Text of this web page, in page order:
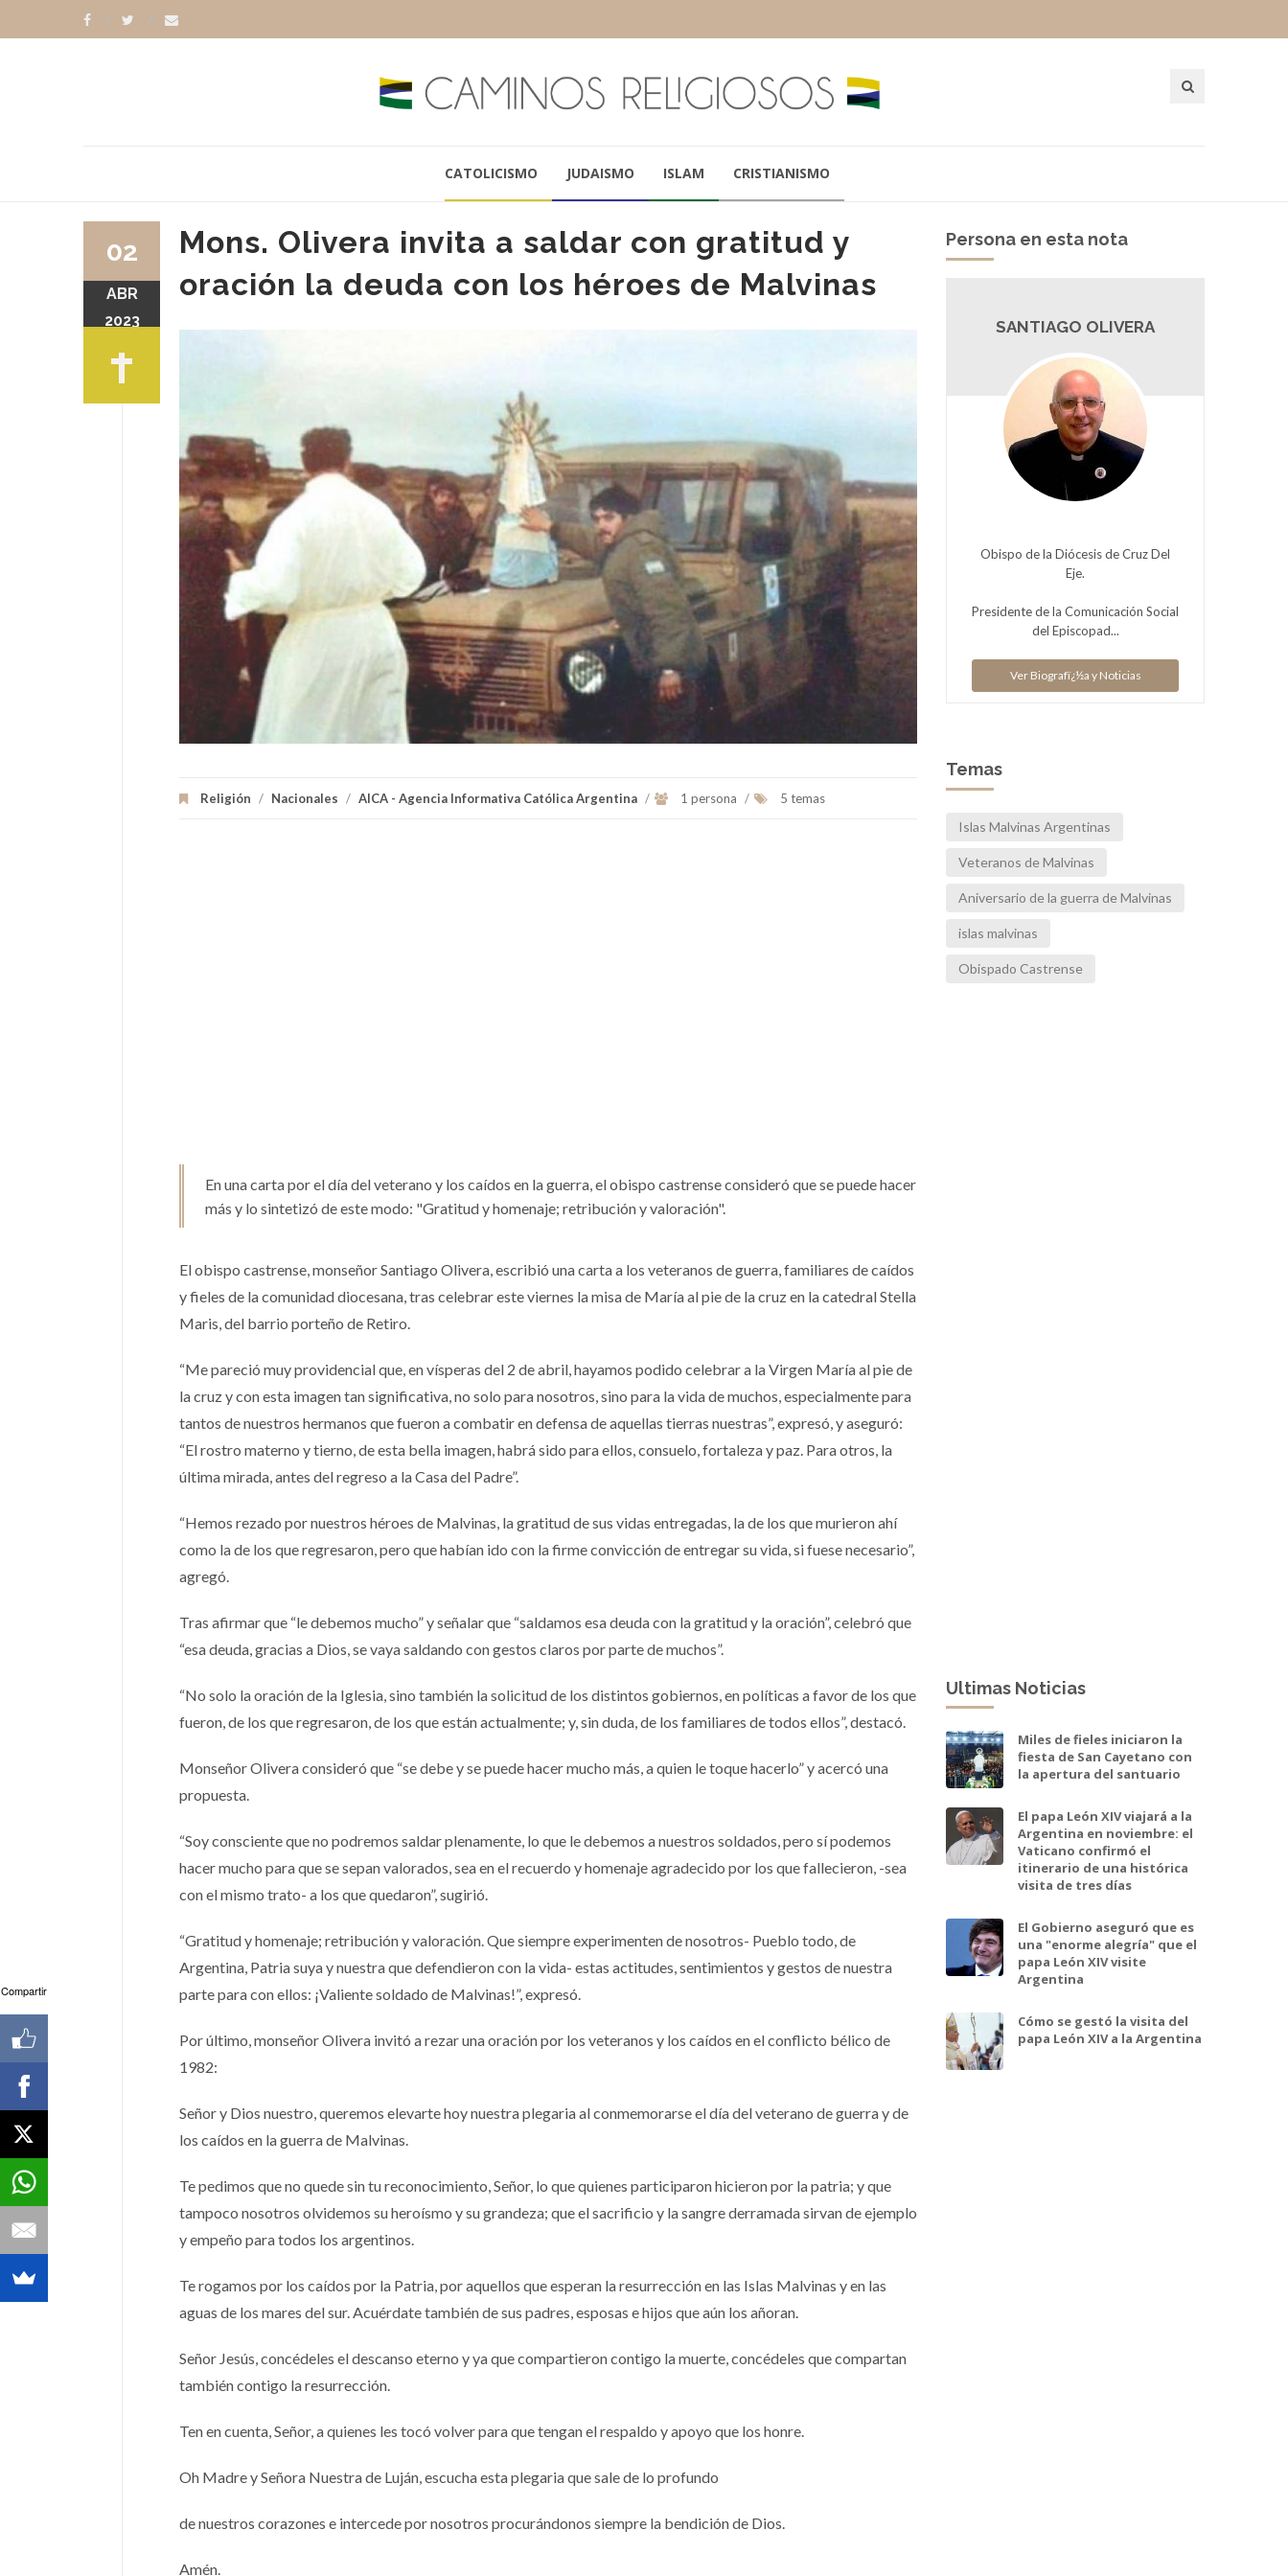
CATOLICISMO JUDAISMO ISLAM CRISTIANISMO
Mons. Olivera invita a saldar con gratitud y
oración la deuda con los héroes de Malvinas
Religión / Nacionales / AICA - Agencia Informativa Católica Argentina / 1 persona / 5 temas
02
ABR
2023
En una carta por el día del veterano y los caídos en la guerra, el obispo castrense consideró que se puede hacer
más y lo sintetizó de este modo: "Gratitud y homenaje; retribución y valoración".
El obispo castrense, monseñor Santiago Olivera, escribió una carta a los veteranos de guerra, familiares de caídos
y fieles de la comunidad diocesana, tras celebrar este viernes la misa de María al pie de la cruz en la catedral Stella
Maris, del barrio porteño de Retiro.
“Me pareció muy providencial que, en vísperas del 2 de abril, hayamos podido celebrar a la Virgen María al pie de
la cruz y con esta imagen tan significativa, no solo para nosotros, sino para la vida de muchos, especialmente para
tantos de nuestros hermanos que fueron a combatir en defensa de aquellas tierras nuestras”, expresó, y aseguró:
“El rostro materno y tierno, de esta bella imagen, habrá sido para ellos, consuelo, fortaleza y paz. Para otros, la
última mirada, antes del regreso a la Casa del Padre”.
“Hemos rezado por nuestros héroes de Malvinas, la gratitud de sus vidas entregadas, la de los que murieron ahí
como la de los que regresaron, pero que habían ido con la firme convicción de entregar su vida, si fuese necesario”,
agregó.
Tras afirmar que “le debemos mucho” y señalar que “saldamos esa deuda con la gratitud y la oración”, celebró que
“esa deuda, gracias a Dios, se vaya saldando con gestos claros por parte de muchos”.
“No solo la oración de la Iglesia, sino también la solicitud de los distintos gobiernos, en políticas a favor de los que
fueron, de los que regresaron, de los que están actualmente; y, sin duda, de los familiares de todos ellos”, destacó.
Monseñor Olivera consideró que “se debe y se puede hacer mucho más, a quien le toque hacerlo” y acercó una
propuesta.
“Soy consciente que no podremos saldar plenamente, lo que le debemos a nuestros soldados, pero sí podemos
hacer mucho para que se sepan valorados, sea en el recuerdo y homenaje agradecido por los que fallecieron, -sea
con el mismo trato- a los que quedaron”, sugirió.
“Gratitud y homenaje; retribución y valoración. Que siempre experimenten de nosotros- Pueblo todo, de
Argentina, Patria suya y nuestra que defendieron con la vida- estas actitudes, sentimientos y gestos de nuestra
parte para con ellos: ¡Valiente soldado de Malvinas!”, expresó.
Por último, monseñor Olivera invitó a rezar una oración por los veteranos y los caídos en el conflicto bélico de
1982:
Señor y Dios nuestro, queremos elevarte hoy nuestra plegaria al conmemorarse el día del veterano de guerra y de
los caídos en la guerra de Malvinas.
Te pedimos que no quede sin tu reconocimiento, Señor, lo que quienes participaron hicieron por la patria; y que
tampoco nosotros olvidemos su heroísmo y su grandeza; que el sacrificio y la sangre derramada sirvan de ejemplo
y empeño para todos los argentinos.
Te rogamos por los caídos por la Patria, por aquellos que esperan la resurrección en las Islas Malvinas y en las
aguas de los mares del sur. Acuérdate también de sus padres, esposas e hijos que aún los añoran.
Señor Jesús, concédeles el descanso eterno y ya que compartieron contigo la muerte, concédeles que compartan
también contigo la resurrección.
Ten en cuenta, Señor, a quienes les tocó volver para que tengan el respaldo y apoyo que los honre.
Oh Madre y Señora Nuestra de Luján, escucha esta plegaria que sale de lo profundo
de nuestros corazones e intercede por nosotros procurándonos siempre la bendición de Dios.
Amén.
Persona en esta nota
SANTIAGO OLIVERA
Obispo de la Diócesis de Cruz Del
Eje.
Presidente de la Comunicación Social
del Episcopad...
Ver Biografï¿½a y Noticias
Temas
Islas Malvinas Argentinas
Veteranos de Malvinas
Aniversario de la guerra de Malvinas
islas malvinas
Obispado Castrense
Ultimas Noticias
Miles de fieles iniciaron la
fiesta de San Cayetano con
la apertura del santuario
El papa León XIV viajará a la
Argentina en noviembre: el
Vaticano confirmó el
itinerario de una histórica
visita de tres días
El Gobierno aseguró que es
una "enorme alegría" que el
papa León XIV visite
Argentina
Cómo se gestó la visita del
papa León XIV a la Argentina
Compartir